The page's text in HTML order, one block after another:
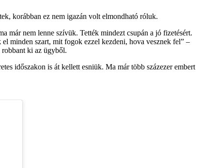
korábban ez nem igazán volt elmondható róluk.
már nem lenne szívük. Tették mindezt csupán a jó fizetésért.
minden szart, mit fogok ezzel kezdeni, hova vesznek fel” –
ki az ügyből.
időszakon is át kellett esniük. Ma már több százezer embert